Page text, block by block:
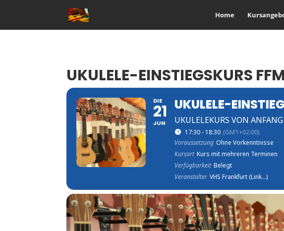
Home
UKULELE-EINSTIEGSKURS FFM
DIE
21
JUN
UKULELE-
UKULELEKURS VON
17:30 - 18:30 (GMT+02:00)
Voraussetzung Ohne Vorkenntnisse
Kursart Kurs mit mehreren Terminen
Verfügbarkeit Belegt
Veranstalter VHS Frankfurt (Link...)